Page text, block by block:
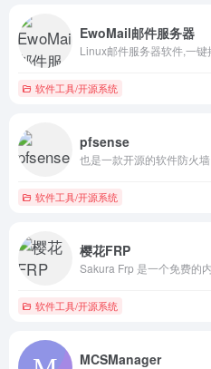
EwoMail邮件服务器
软件工具/开源系统
pfsense
也是一款开源的软件防火墙
软件工具/开源系统
樱花FRP
软件工具/开源系统
MCSManager